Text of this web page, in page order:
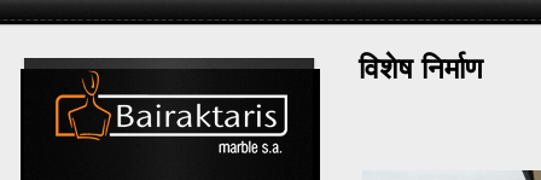
विशेष निर्माण